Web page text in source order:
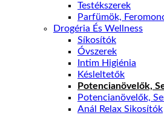
Testékszerek
Parfümök,
Drogéria És Wellness
Síkosítók
Óvszerek
Intim Higiénia
Késleltetők
Potencianövelők,
Potencianövelők,
Anál Relax Sikosítók